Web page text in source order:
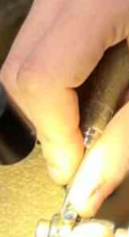
Alliance
18K deux
1071,00€